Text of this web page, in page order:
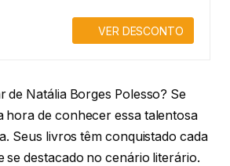
VER DESCONTO
de Natália Borges Polesso? Se
hora de conhecer essa talentosa
Seus livros têm conquistado cada
se destacado no cenário literário.